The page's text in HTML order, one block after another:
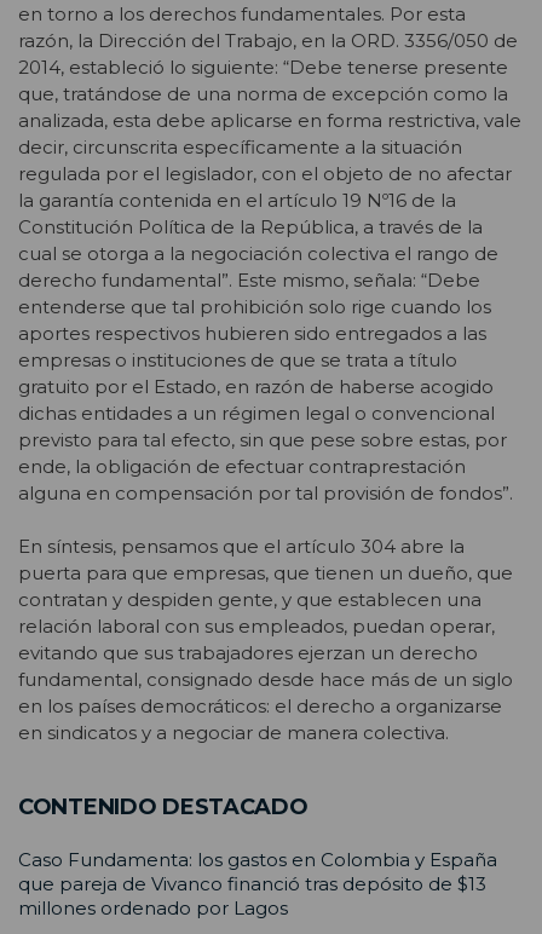
en torno a los derechos fundamentales. Por esta
razón, la Dirección del Trabajo, en la ORD. 3356/050 de
2014, estableció lo siguiente: “Debe tenerse presente
que, tratándose de una norma de excepción como la
analizada, esta debe aplicarse en forma restrictiva, vale
decir, circunscrita específicamente a la situación
regulada por el legislador, con el objeto de no afectar
la garantía contenida en el artículo 19 Nº16 de la
Constitución Política de la República, a través de la
cual se otorga a la negociación colectiva el rango de
derecho fundamental”. Este mismo, señala: “Debe
entenderse que tal prohibición solo rige cuando los
aportes respectivos hubieren sido entregados a las
empresas o instituciones de que se trata a título
gratuito por el Estado, en razón de haberse acogido
dichas entidades a un régimen legal o convencional
previsto para tal efecto, sin que pese sobre estas, por
ende, la obligación de efectuar contraprestación
alguna en compensación por tal provisión de fondos”.
En síntesis, pensamos que el artículo 304 abre la
puerta para que empresas, que tienen un dueño, que
contratan y despiden gente, y que establecen una
relación laboral con sus empleados, puedan operar,
evitando que sus trabajadores ejerzan un derecho
fundamental, consignado desde hace más de un siglo
en los países democráticos: el derecho a organizarse
en sindicatos y a negociar de manera colectiva.
CONTENIDO DESTACADO
Caso Fundamenta: los gastos en Colombia y España
que pareja de Vivanco financió tras depósito de $13
millones ordenado por Lagos